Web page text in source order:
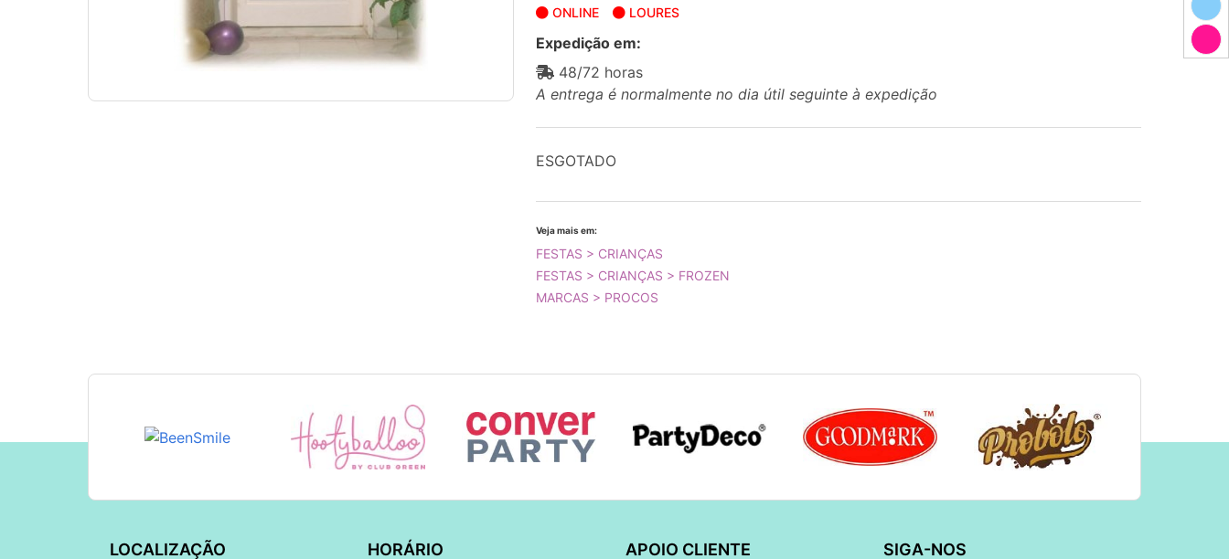
ONLINE LOURES
Expedição em:
48/72 horas
A entrega é normalmente no dia útil seguinte à expedição
ESGOTADO
Veja mais em:
FESTAS > CRIANÇAS
FESTAS > CRIANÇAS > FROZEN
MARCAS > PROCOS
LOCALIZAÇÃO HORÁRIO APOIO CLIENTE SIGA-NOS